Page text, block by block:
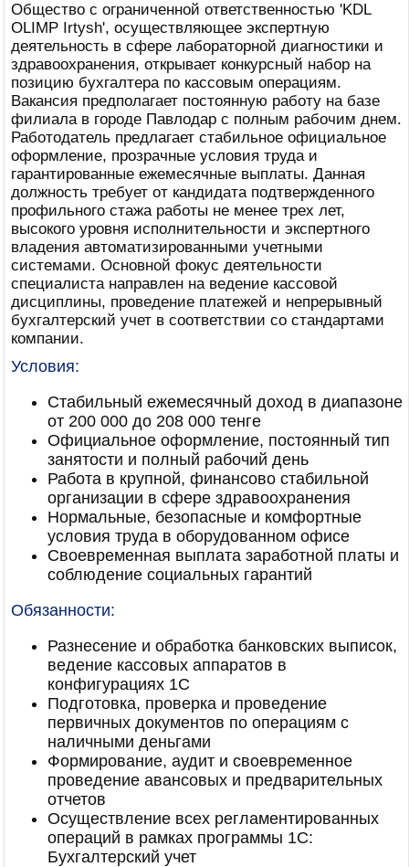
Общество с ограниченной ответственностью 'KDL
OLIMP Irtysh', осуществляющее экспертную
деятельность в сфере лабораторной диагностики и
здравоохранения, открывает конкурсный набор на
позицию бухгалтера по кассовым операциям.
Вакансия предполагает постоянную работу на базе
филиала в городе Павлодар с полным рабочим днем.
Работодатель предлагает стабильное официальное
оформление, прозрачные условия труда и
гарантированные ежемесячные выплаты. Данная
должность требует от кандидата подтвержденного
профильного стажа работы не менее трех лет,
высокого уровня исполнительности и экспертного
владения автоматизированными учетными
системами. Основной фокус деятельности
специалиста направлен на ведение кассовой
дисциплины, проведение платежей и непрерывный
бухгалтерский учет в соответствии со стандартами
компании.
Условия:
Стабильный ежемесячный доход в диапазоне
от 200 000 до 208 000 тенге
Официальное оформление, постоянный тип
занятости и полный рабочий день
Работа в крупной, финансово стабильной
организации в сфере здравоохранения
Нормальные, безопасные и комфортные
условия труда в оборудованном офисе
Своевременная выплата заработной платы и
соблюдение социальных гарантий
Обязанности:
Разнесение и обработка банковских выписок,
ведение кассовых аппаратов в
конфигурациях 1С
Подготовка, проверка и проведение
первичных документов по операциям с
наличными деньгами
Формирование, аудит и своевременное
проведение авансовых и предварительных
отчетов
Осуществление всех регламентированных
операций в рамках программы 1С:
Бухгалтерский учет